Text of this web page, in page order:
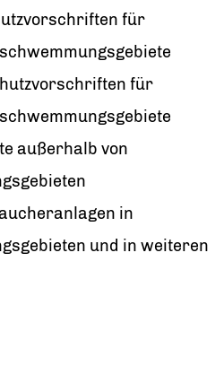
für
für
außerhalb von
in
und in weiteren